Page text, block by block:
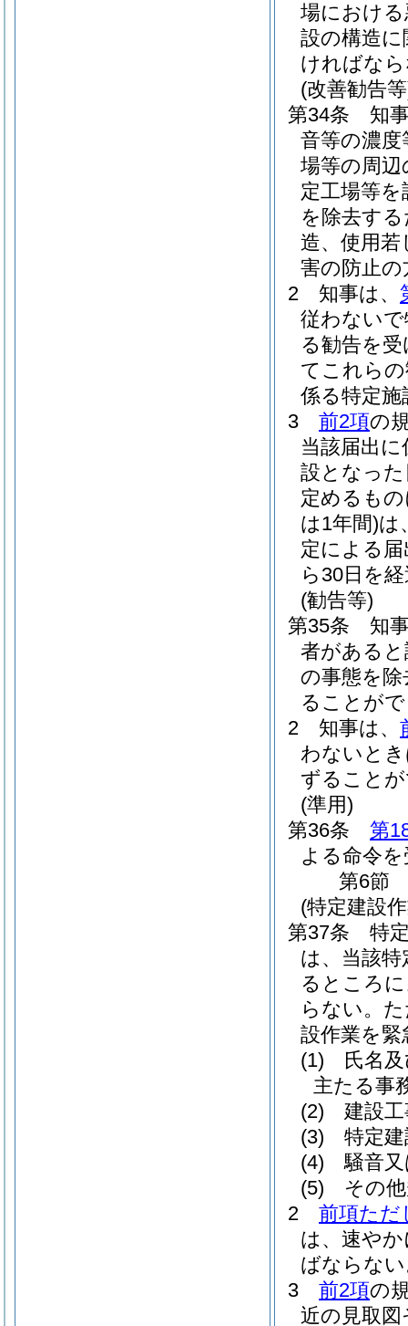
場におけ
設の構造
ければな
(改善勧告
第34条
知
音等の濃
場等の周
定工場等
を除去す
造、使用
害の防止
2
知事は、
従わない
る勧告を
てこれら
係る特定
3
前2項の
当該届出
設となっ
定めるも
は1年間)は
定による
ら30日を
(勧告等)
第35条
知
者がある
の事態を
ることが
2
知事は、
わないと
ずること
(準用)
第36条
第
よる命令
第6節
(特定建設
第37条
特
は、当該
るところ
らない。
設作業を
(1)
氏名
主たる事
(2)
建設
(3)
特定
(4)
騒音
(5)
その
2
前項ただ
は、速や
ばならな
3
前2項の
近の見取